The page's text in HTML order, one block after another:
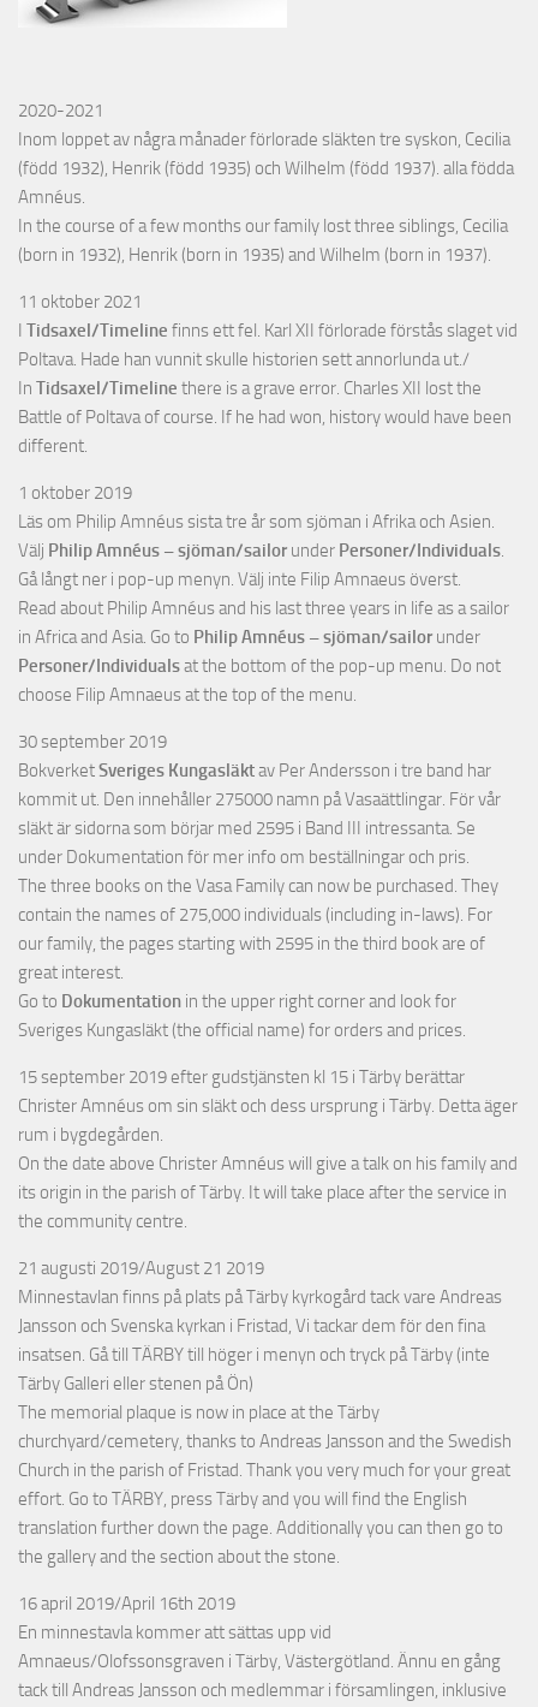
2020-2021
Inom loppet av några månader förlorade släkten tre syskon, Cecilia
(född 1932), Henrik (född 1935) och Wilhelm (född 1937). alla födda
Amnéus.
In the course of a few months our family lost three siblings, Cecilia
(born in 1932), Henrik (born in 1935) and Wilhelm (born in 1937).
11 oktober 2021
I Tidsaxel/Timeline finns ett fel. Karl XII förlorade förstås slaget vid
Poltava. Hade han vunnit skulle historien sett annorlunda ut./
In Tidsaxel/Timeline there is a grave error. Charles XII lost the
Battle of Poltava of course. If he had won, history would have been
different.
1 oktober 2019
Läs om Philip Amnéus sista tre år som sjöman i Afrika och Asien.
Välj Philip Amnéus – sjöman/sailor under Personer/Individuals.
Gå långt ner i pop-up menyn. Välj inte Filip Amnaeus överst.
Read about Philip Amnéus and his last three years in life as a sailor
in Africa and Asia. Go to Philip Amnéus – sjöman/sailor under
Personer/Individualsat the bottom of the pop-up menu. Do not
choose Filip Amnaeus at the top of the menu.
30 september 2019
BokverketSveriges Kungasläktav Per Andersson i tre band har
kommit ut. Den innehåller 275000 namn på Vasaättlingar. För vår
släkt är sidorna som börjar med 2595 i Band III intressanta. Se
under Dokumentation för mer info om beställningar och pris.
The three books on the Vasa Family can now be purchased. They
contain the names of 275,000 individuals (including in-laws). For
our family, the pages starting with 2595 in the third book are of
great interest.
Go to Dokumentation in the upper right corner and look for
Sveriges Kungasläkt (the official name) for orders and prices.
15 september 2019 efter gudstjänsten kl 15 i Tärby berättar
Christer Amnéus om sin släkt och dess ursprung i Tärby. Detta äger
rum i bygdegården.
On the date above Christer Amnéus will give a talk on his family and
its origin in the parish of Tärby. It will take place after the service in
the community centre.
21 augusti 2019/August 21 2019
Minnestavlan finns på plats på Tärby kyrkogård tack vare Andreas
Jansson och Svenska kyrkan i Fristad, Vi tackar dem för den fina
insatsen. Gå till TÄRBY till höger i menyn och tryck på Tärby (inte
Tärby Galleri eller stenen på Ön)
The memorial plaque is now in place at the Tärby
churchyard/cemetery, thanks to Andreas Jansson and the Swedish
Church in the parish of Fristad. Thank you very much for your great
effort. Go to TÄRBY, press Tärby and you will find the English
translation further down the page. Additionally you can then go to
the gallery and the section about the stone.
16 april 2019/April 16th 2019
En minnestavla kommer att sättas upp vid
Amnaeus/Olofssonsgraven i Tärby, Västergötland. Ännu en gång
tack till Andreas Jansson och medlemmar i församlingen, inklusive